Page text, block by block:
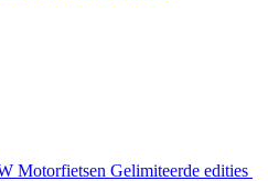
Motorfietsen Gelimiteerde edities